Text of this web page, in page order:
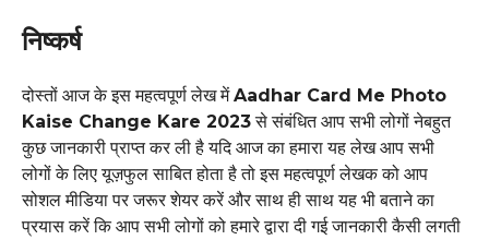
निष्कर्ष
दोस्तों आज के इस महत्वपूर्ण लेख मेंAadhar Card Me Photo
Kaise Change Kare 2023से संबंधित आप सभी लोगों नेबहुत
कुछ जानकारी प्राप्त कर ली है यदि आज का हमारा यह लेख आप सभी
लोगों के लिए यूज़फुल साबित होता है तो इस महत्वपूर्ण लेखक को आप
सोशल मीडिया पर जरूर शेयर करें और साथ ही साथ यह भी बताने का
प्रयास करें कि आप सभी लोगों को हमारे द्वारा दी गई जानकारी कैसी लगती